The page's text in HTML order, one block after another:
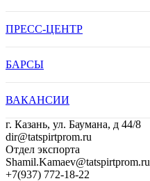
ПРЕСС-ЦЕНТР
БАРСЫ
ВАКАНСИИ
г. Казань, ул. Баумана, д 44/8
dir@tatspirtprom.ru
Отдел экспорта
Shamil.Kamaev@tatspirtprom.ru
+7(937) 772-18-22